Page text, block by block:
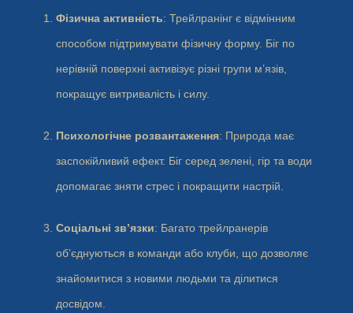
Фізична активність: Трейлранінг є відмінним
способом підтримувати фізичну форму. Біг по
нерівній поверхні активізує різні групи м’язів,
покращує витривалість і силу.
Психологічне розвантаження: Природа має
заспокійливий ефект. Біг серед зелені, гір та води
допомагає зняти стрес і покращити настрій.
Соціальні зв’язки: Багато трейлранерів
об’єднуються в команди або клуби, що дозволяє
знайомитися з новими людьми та ділитися
досвідом.